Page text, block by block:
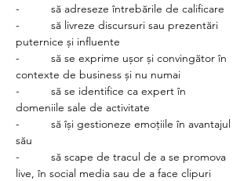
-          să adreseze întrebările de calificare
-          să livreze discursuri sau prezentări
puternice și influente
-          să se exprime ușor și convingător în
contexte de business și nu numai
-          să se identifice ca expert în
domeniile sale de activitate
-          să își gestioneze emoțiile în avantajul
său
-          să scape de tracul de a se promova
live, în social media sau de a face clipuri